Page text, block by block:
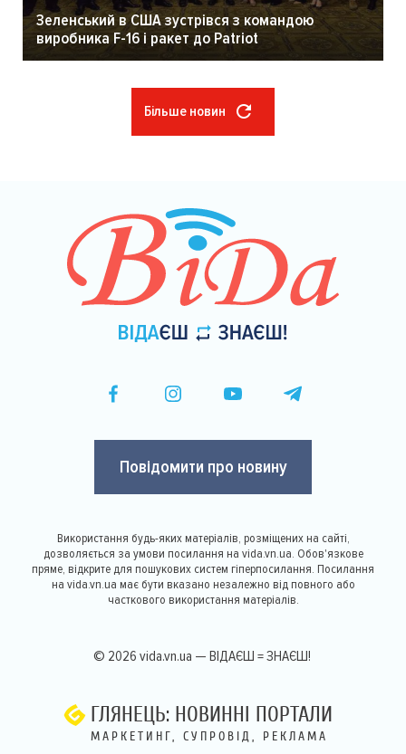
Зеленський в США зустрівся з командою
виробника F-16 і ракет до Patriot
Більше новин
Повідомити про новину
Використання будь-яких матеріалів, розміщених на сайті,
дозволяється за умови посилання на vida.vn.ua. Обов'язкове
пряме, відкрите для пошукових систем гіперпосилання. Посилання
на vida.vn.ua має бути вказано незалежно від повного або
часткового використання матеріалів.
© 2026 vida.vn.ua — ВІДАЄШ = ЗНАЄШ!
ГЛЯНЕЦЬ: НОВИННІ ПОРТАЛИ
МАРКЕТИНГ, СУПРОВІД, РЕКЛАМА